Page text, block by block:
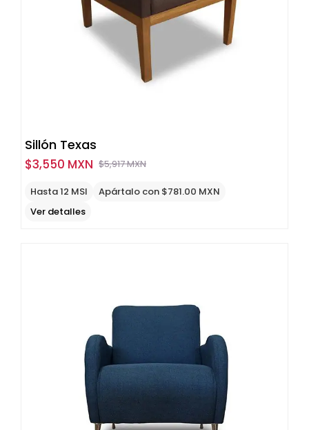
Sillón Texas
$5,917 MXNOriginal
price
$3,550 MXN
Current
price
Hasta 12 MSI
Apártalo con $781.00 MXN
Ver detalles